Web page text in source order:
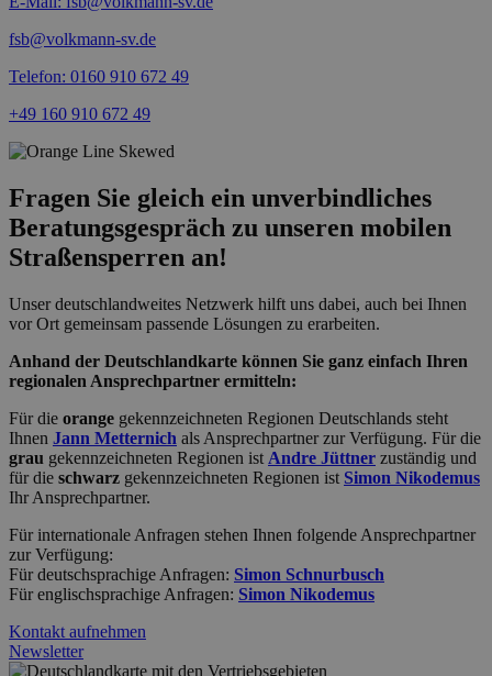
fsb@volkmann-sv.de
Telefon: 0160 910 672 49
+49 160 910 672 49
Fragen Sie gleich ein unverbindliches
Beratungsgespräch zu unseren mobilen
Straßensperren an!
Unser deutschlandweites Netzwerk hilft uns dabei, auch bei Ihnen
vor Ort gemeinsam passende Lösungen zu erarbeiten.
Anhand der Deutschlandkarte können Sie ganz einfach Ihren
regionalen Ansprechpartner ermitteln:
Für die orange gekennzeichneten Regionen Deutschlands steht
Ihnen Jann Metternich als Ansprechpartner zur Verfügung. Für die
grau gekennzeichneten Regionen ist Andre Jüttner zuständig und
für die schwarz gekennzeichneten Regionen ist Simon Nikodemus
Ihr Ansprechpartner.
Für internationale Anfragen stehen Ihnen folgende Ansprechpartner
zur Verfügung:
Für deutschsprachige Anfragen: Simon Schnurbusch
Für englischsprachige Anfragen: Simon Nikodemus
Kontakt aufnehmen
Newsletter